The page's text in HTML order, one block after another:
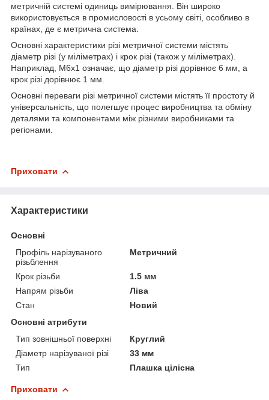
метричній системі одиниць вимірювання. Він широко
використовується в промисловості в усьому світі, особливо в
країнах, де є метрична система.
Основні характеристики різі метричної системи містять
діаметр різі (у міліметрах) і крок різі (також у міліметрах).
Наприклад, M6x1 означає, що діаметр різі дорівнює 6 мм, а
крок різі дорівнює 1 мм.
Основні переваги різі метричної системи містять її простоту й
універсальність, що полегшує процес виробництва та обміну
деталями та компонентами між різними виробниками та
регіонами.
Приховати
Характеристики
Основні
Профіль нарізуваного
різьблення
Метричний
Крок різьби
1.5 мм
Напрям різьби
Ліва
Стан
Новий
Основні атрибути
Тип зовнішньої поверхні
Круглий
Діаметр нарізуваної різі
33 мм
Тип
Плашка цілісна
Приховати